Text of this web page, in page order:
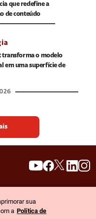
que redefine a
de conteúdo
transforma o modelo
em uma superfície de
search
sua
a Política de